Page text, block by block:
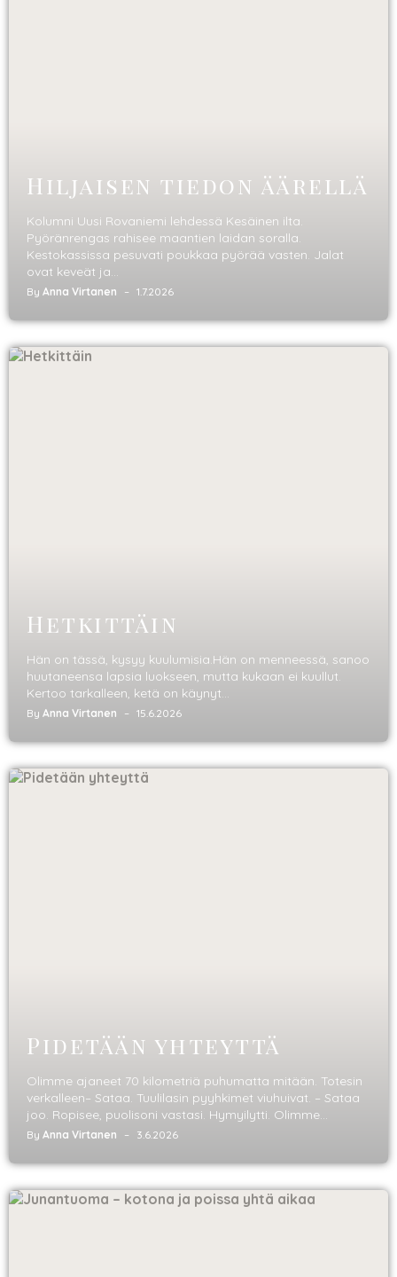
Hiljaisen tiedon äärellä
Kolumni Uusi Rovaniemi lehdessä Kesäinen ilta.
Pyöränrengas rahisee maantien laidan soralla.
Kestokassissa pesuvati poukkaa pyörää vasten. Jalat
ovat keveät ja...
By Anna Virtanen 1.7.2026
Hetkittäin
Hän on tässä, kysyy kuulumisia.Hän on menneessä, sanoo
huutaneensa lapsia luokseen, mutta kukaan ei kuullut.
Kertoo tarkalleen, ketä on käynyt...
By Anna Virtanen 15.6.2026
Pidetään yhteyttä
Olimme ajaneet 70 kilometriä puhumatta mitään. Totesin
verkalleen– Sataa. Tuulilasin pyyhkimet viuhuivat. – Sataa
joo. Ropisee, puolisoni vastasi. Hymyilytti. Olimme...
By Anna Virtanen 3.6.2026